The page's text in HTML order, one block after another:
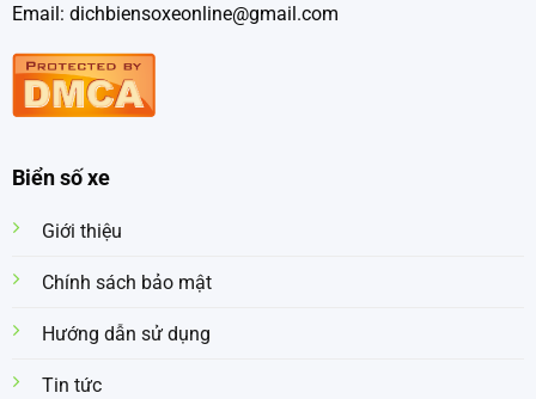
Email: dichbiensoxeonline@gmail.com
Biển số xe
Giới thiệu
Chính sách bảo mật
Hướng dẫn sử dụng
Tin tức